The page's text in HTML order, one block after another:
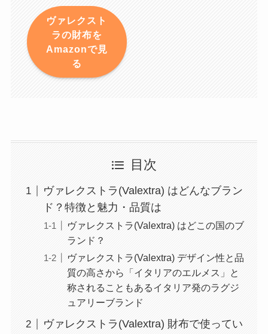
ヴァレクスト
ラの財布を
Amazonで見
る
目次
ヴァレクストラ(Valextra) はどんなブラン
ド？特徴と魅力・品質は
ヴァレクストラ(Valextra) はどこの国のブ
ランド？
ヴァレクストラ(Valextra) デザイン性と品
質の高さから「イタリアのエルメス」と
称されることもあるイタリア発のラグジ
ュアリーブランド
ヴァレクストラ(Valextra) 財布で使ってい